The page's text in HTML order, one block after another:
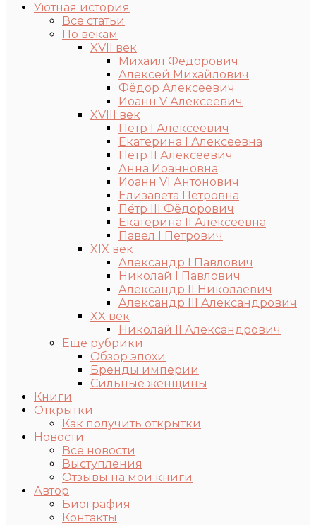
Уютная история
Все статьи
По векам
XVII век
Михаил Фёдорович
Алексей Михайлович
Фёдор Алексеевич
Иоанн V Алексеевич
XVIII век
Пётр I Алексеевич
Екатерина I Алексеевна
Пётр II Алексеевич
Анна Иоанновна
Иоанн VI Антонович
Елизавета Петровна
Пётр III Фёдорович
Екатерина II Алексеевна
Павел I Петрович
XIX век
Александр I Павлович
Николай I Павлович
Александр II Николаевич
Александр III Александрович
XX век
Николай II Александрович
Еще рубрики
Обзор эпохи
Бренды империи
Сильные женщины
Книги
Открытки
Как получить открытки
Новости
Все новости
Выступления
Отзывы на мои книги
Автор
Биография
Контакты